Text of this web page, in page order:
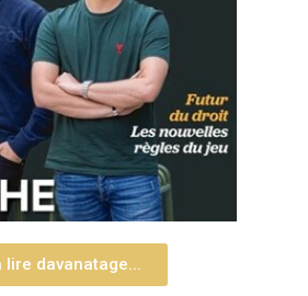
lire davanatage...